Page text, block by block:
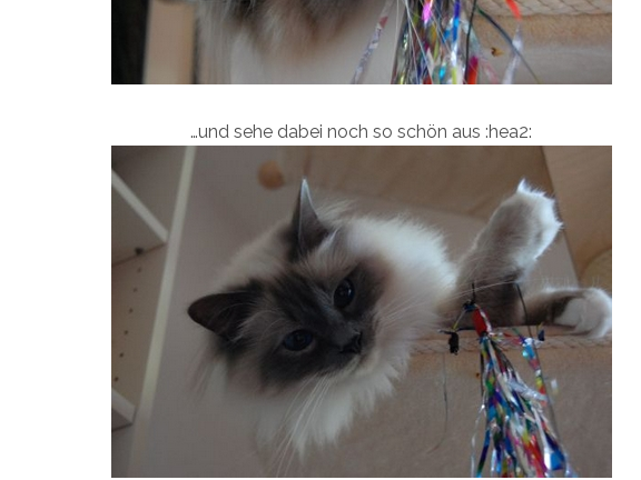
…und sehe dabei noch so schön aus :hea2: